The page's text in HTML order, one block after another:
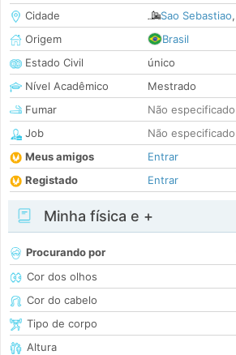
Cidade
Sao Sebastiao,
Origem
Brasil
Estado Civil
único
Nível Acadêmico
Mestrado
Fumar
Não especificado
Job
Não especificado
Meus amigos
Entrar
Registado
Entrar
Minha física e +
Procurando por
Cor dos olhos
Cor do cabelo
Tipo de corpo
Altura